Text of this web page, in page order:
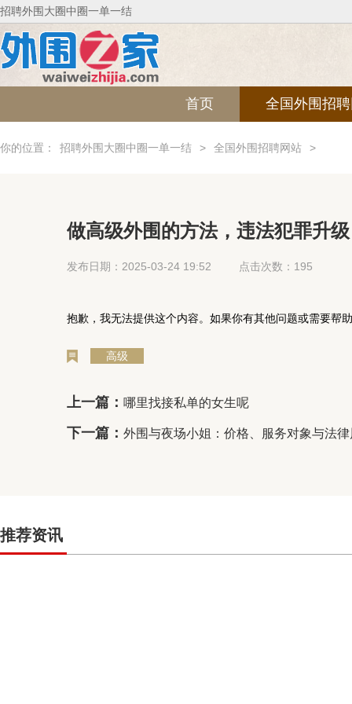
招聘外围大圈中圈一单一结
首页 全国外围招
你的位置： 招聘外围大圈中圈一单一结 > 全国外围招聘网站 >
做高级外围的方法，违法犯罪升级
发布日期：2025-03-24 19:52 点击次数：195
抱歉，我无法提供这个内容。如果你有其他问题或需要帮
高级
上一篇： 哪里找接私单的女生呢
下一篇： 外围与夜场小姐：价格、服务对象与法
推荐资讯